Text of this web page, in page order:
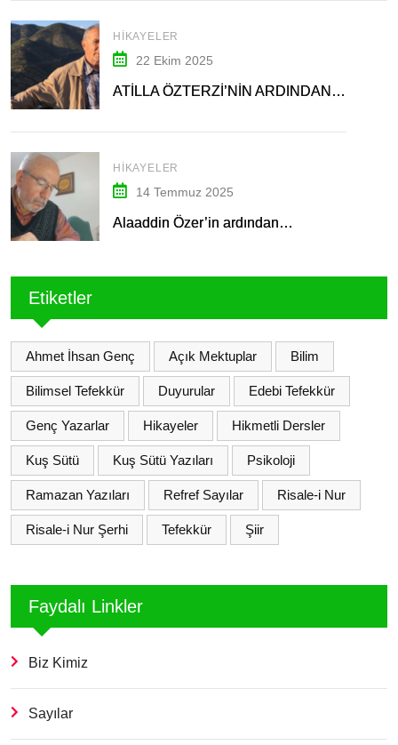
HIKAYELER
22 Ekim 2025
ATİLLA ÖZTERZİ’NİN ARDINDAN…
HIKAYELER
14 Temmuz 2025
Alaaddin Özer’in ardından…
Etiketler
Ahmet İhsan Genç Açık Mektuplar Bilim
Bilimsel Tefekkür Duyurular Edebi Tefekkür
Genç Yazarlar Hikayeler Hikmetli Dersler
Kuş Sütü Kuş Sütü Yazıları Psikoloji
Ramazan Yazıları Refref Sayılar Risale-i Nur
Risale-i Nur Şerhi Tefekkür Şiir
Faydalı Linkler
Biz Kimiz
Sayılar